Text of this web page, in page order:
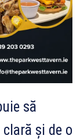
să
și de o